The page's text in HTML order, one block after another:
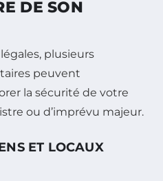
DE SON
légales, plusieurs
peuvent
la sécurité de votre
ou d’imprévu majeur.
ET LOCAUX